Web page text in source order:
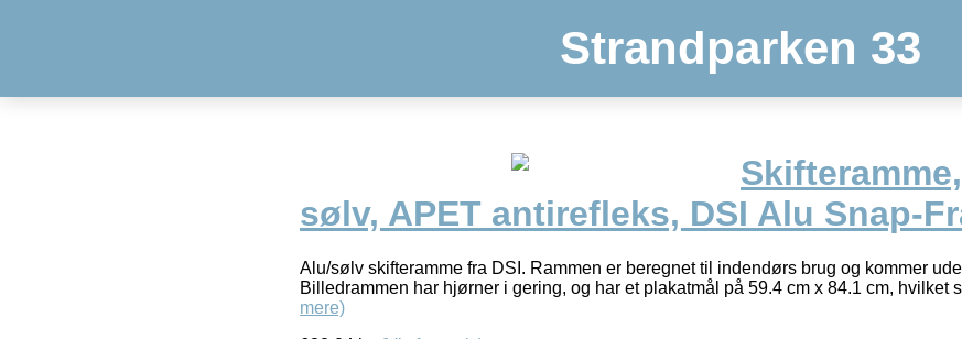
Strandparken 33
sølv, APET antirefleks, DSI Alu Snap-
Alu/sølv skifteramme fra DSI. Rammen er beregnet til indendørs brug og kommer
Billedrammen har hjørner i gering, og har et plakatmål på 59.4 cm x 84.1 cm, hvilket
mere)